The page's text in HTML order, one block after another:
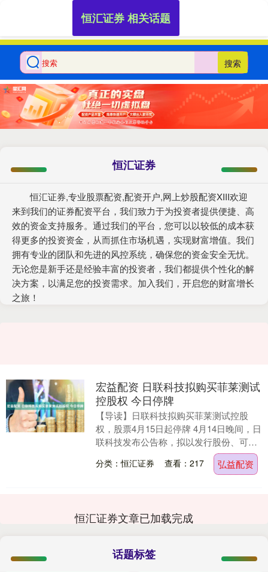
搜索
恒汇证券
恒汇证券,专业股票配资,配资开户,网上炒股配资XIII‌欢迎
来到我们的证券配资平台，我们致力于为投资者提供便捷、高
效的资金支持服务。通过我们的平台，您可以以较低的成本获
得更多的投资资金，从而抓住市场机遇，实现财富增值。我们
拥有专业的团队和先进的风控系统，确保您的资金安全无忧。
无论您是新手还是经验丰富的投资者，我们都提供个性化的解
决方案，以满足您的投资需求。加入我们，开启您的财富增长
之旅！
恒汇证券 相关话题
宏益配资 日联科技拟购买菲莱测试
控股权 今日停牌
【导读】日联科技拟购买菲莱测试控股
权，股票4月15日起停牌 4月14日晚间，日
联科技发布公告称，拟以发行股份、可转
换公司债券及支付现金的方式购买上海菲
莱测试技术....
分类：恒汇证券 查看：217 弘益配资
恒汇证券文章已加载完成
话题标签